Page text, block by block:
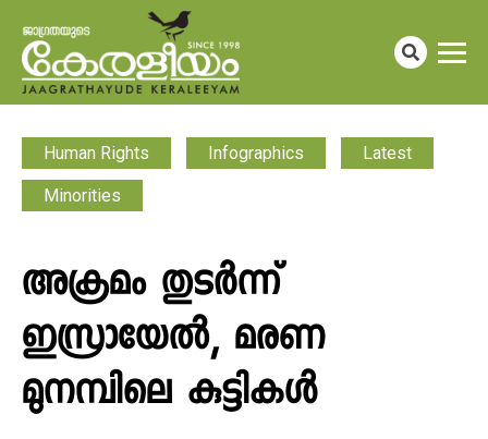
Human Rights Infographics Latest
Minorities
അക്രമം തുടർന്ന്
ഇസ്രായേൽ, മരണ
മുനമ്പിലെ കുട്ടികൾ